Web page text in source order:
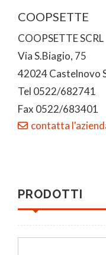
COOPSETTE
COOPSETTE SCRL
Via S.Biagio, 75
42024 Castelnovo
Tel 0522/682741
Fax 0522/683401
contatta
PRODOTTI